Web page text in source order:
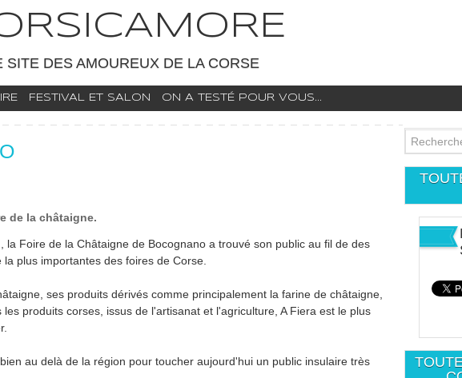
SITE DES AMOUREUX DE LA CORSE
FESTIVAL ET SALON ON A TESTÉ POUR VOUS...
de la châtaigne.
la Foire de la Châtaigne de Bocognano a trouvé son public au fil de des
plus importantes des foires de Corse.
ses produits dérivés comme principalement la farine de châtaigne,
produits corses, issus de l'artisanat et l'agriculture, A Fiera est le plus
au delà de la région pour toucher aujourd'hui un public insulaire très